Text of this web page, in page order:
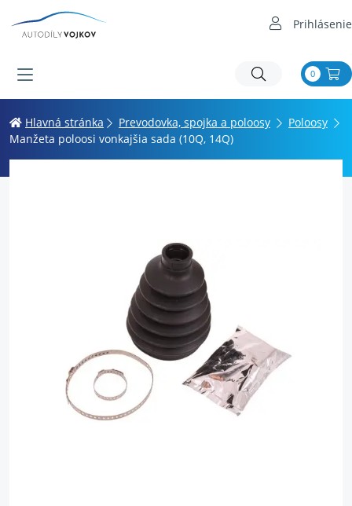
Prihlásenie
0
Hlavná stránka Prevodovka, spojka a poloosy
Poloosy
Manžeta poloosi vonkajšia sada (10Q, 14Q)